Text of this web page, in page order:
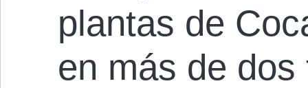
plantas de
en más de